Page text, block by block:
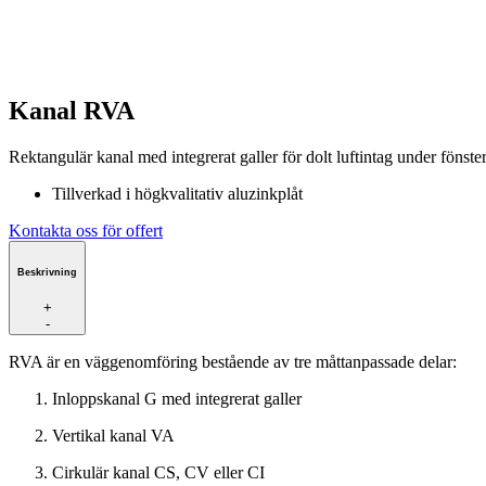
Kanal RVA
Rektangulär kanal med integrerat galler för dolt luftintag under
Tillverkad i högkvalitativ aluzinkplåt
Kontakta oss för offert
Beskrivning
+
-
RVA är en väggenomföring bestående av tre måttanpassade delar:
Inloppskanal G med integrerat galler
Vertikal kanal VA
Cirkulär kanal CS, CV eller CI